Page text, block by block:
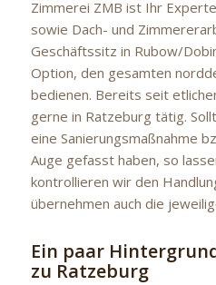
Zimmerei ZMB ist Ihr
sowie Dach- und
Geschäftssitz in Rubow/
Option, den gesamten
bedienen. Bereits seit
gerne in Ratzeburg tätig.
eine Sanierungsmaßnahme
Auge gefasst haben, so
kontrollieren wir den
übernehmen auch die
Ein paar
zu Ratzeburg